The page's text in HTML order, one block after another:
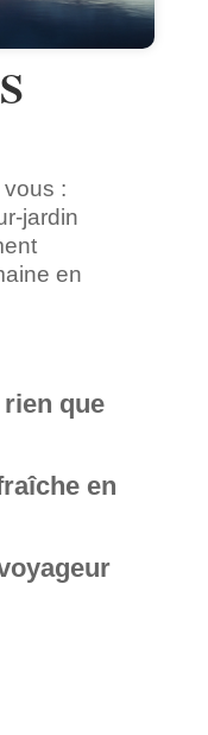
:
jardin
en
que
en